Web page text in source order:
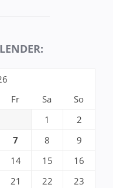
Fr Sa
So
1
2
7 8
9
14 15
16
21 22
23